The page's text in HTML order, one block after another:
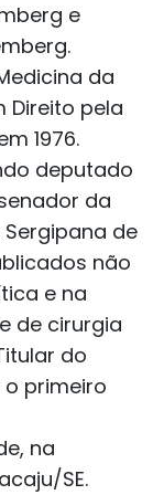
e
da
Direito pela
1976.
deputado
da
de
não
e na
de cirurgia
do
o primeiro
na
SE.